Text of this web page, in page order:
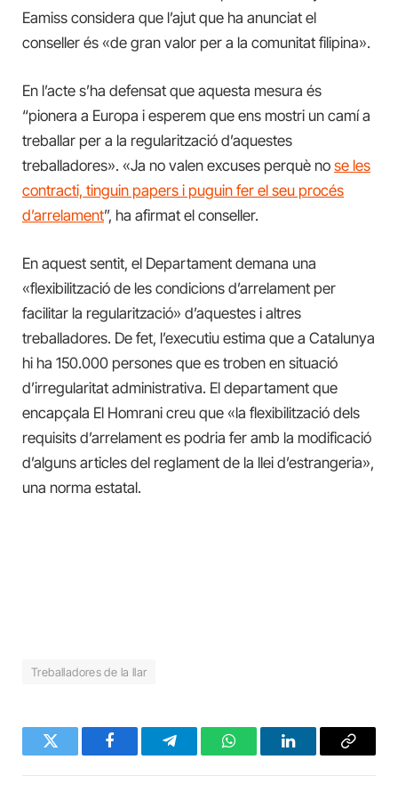
Eamiss considera que l’ajut que ha anunciat el
conseller és «de gran valor per a la comunitat filipina».
En l’acte s’ha defensat que aquesta mesura és
“pionera a Europa i esperem que ens mostri un camí a
treballar per a la regularització d’aquestes
treballadores». «Ja no valen excuses perquè no se les
contracti, tinguin papers i puguin fer el seu procés
d’arrelament”, ha afirmat el conseller.
En aquest sentit, el Departament demana una
«flexibilització de les condicions d’arrelament per
facilitar la regularització» d’aquestes i altres
treballadores. De fet, l’executiu estima que a Catalunya
hi ha 150.000 persones que es troben en situació
d’irregularitat administrativa. El departament que
encapçala El Homrani creu que «la flexibilització dels
requisits d’arrelament es podria fer amb la modificació
d’alguns articles del reglament de la llei d’estrangeria»,
una norma estatal.
Treballadores de la llar
Twitter FacebookTelegramWhatsAppLinkedInCopy